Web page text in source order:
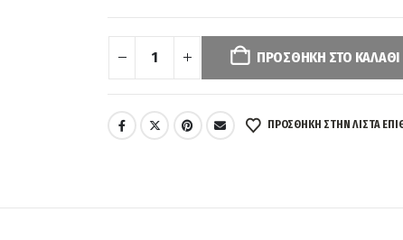
selection
has
been
reset.
Please
select
options
ΠΡΟΣΘΉΚΗ ΣΤΟ ΚΑΛΆΘΙ
ΠΡΌΣΘΉΚΗ ΣΤΗΝ ΛΊΣΤΑ